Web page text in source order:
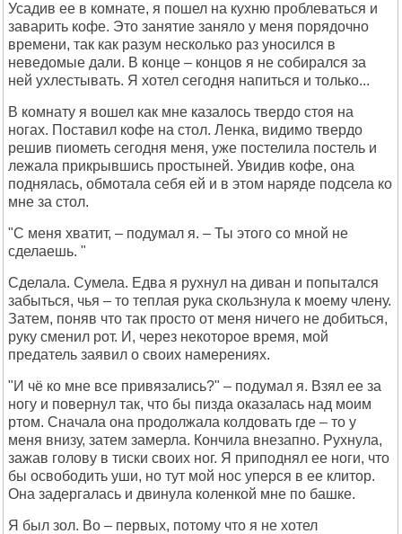
Усадив ее в комнате, я пошел на кухню проблеваться и
заварить кофе. Это занятие заняло у меня порядочно
времени, так как разум несколько раз уносился в
неведомые дали. В конце – концов я не собирался за
ней ухлестывать. Я хотел сегодня напиться и только...
В комнату я вошел как мне казалось твердо стоя на
ногах. Поставил кофе на стол. Ленка, видимо твердо
решив пиометь сегодня меня, уже постелила постель и
лежала прикрывшись простыней. Увидив кофе, она
поднялась, обмотала себя ей и в этом наряде подсела ко
мне за стол.
"С меня хватит, – подумал я. – Ты этого со мной не
сделаешь. "
Сделала. Сумела. Едва я рухнул на диван и попытался
забыться, чья – то теплая рука скользнула к моему члену.
Затем, поняв что так просто от меня ничего не добиться,
руку сменил рот. И, через некоторое время, мой
предатель заявил о своих намерениях.
"И чё ко мне все привязались?" – подумал я. Взял ее за
ногу и повернул так, что бы пизда оказалась над моим
ртом. Сначала она продолжала колдовать где – то у
меня внизу, затем замерла. Кончила внезапно. Рухнула,
зажав голову в тиски своих ног. Я приподнял ее ноги, что
бы освободить уши, но тут мой нос уперся в ее клитор.
Она задергалась и двинула коленкой мне по башке.
Я был зол. Во – первых, потому что я не хотел